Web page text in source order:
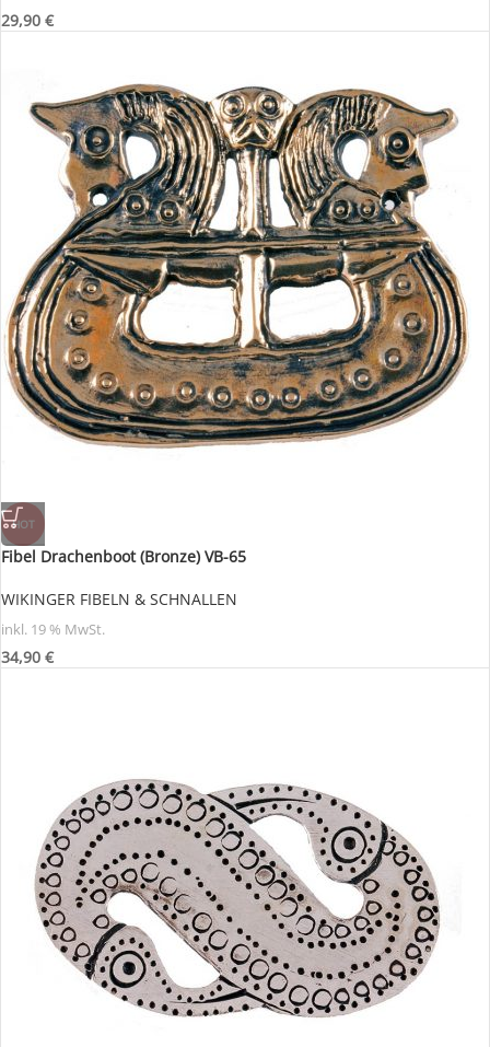
29,90 €
HOT
Fibel Drachenboot (Bronze) VB-65
WIKINGER FIBELN & SCHNALLEN
inkl. 19 % MwSt.
34,90 €